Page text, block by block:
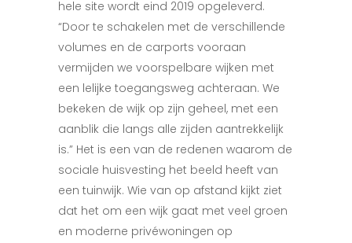
hele site wordt eind 2019 opgeleverd.
“Door te schakelen met de verschillende
volumes en de carports vooraan
vermijden we voorspelbare wijken met
een lelijke toegangsweg achteraan. We
bekeken de wijk op zijn geheel, met een
aanblik die langs alle zijden aantrekkelijk
is.” Het is een van de redenen waarom de
sociale huisvesting het beeld heeft van
een tuinwijk. Wie van op afstand kijkt ziet
dat het om een wijk gaat met veel groen
en moderne privéwoningen op